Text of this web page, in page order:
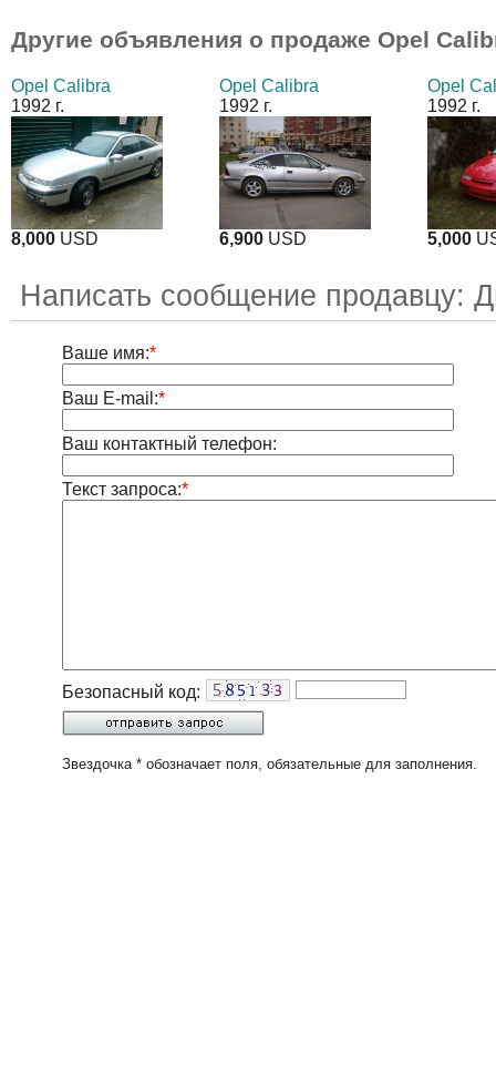
Другие объявления о продаже Opel
Opel Calibra
1992 г.
8,000 USD
Opel Calibra
1992 г.
6,900 USD
Opel
1992 г.
5,000
Написать сообщение продавцу:
Ваше имя:*
Ваш E-mail:*
Ваш контактный телефон:
Текст запроса:*
Безопасный код:
Звездочка * обозначает поля, обязательные для заполнения.